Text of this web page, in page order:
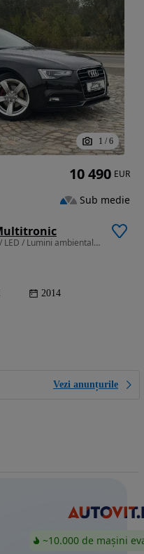
1 / 6
1968 cm3 • 150 CP • Finantare / Istoric / LED / Lumini ambientale / S-Line
2014
Vezi anunțurile
10 490 EUR
Sub medie
~10.000 de mașini